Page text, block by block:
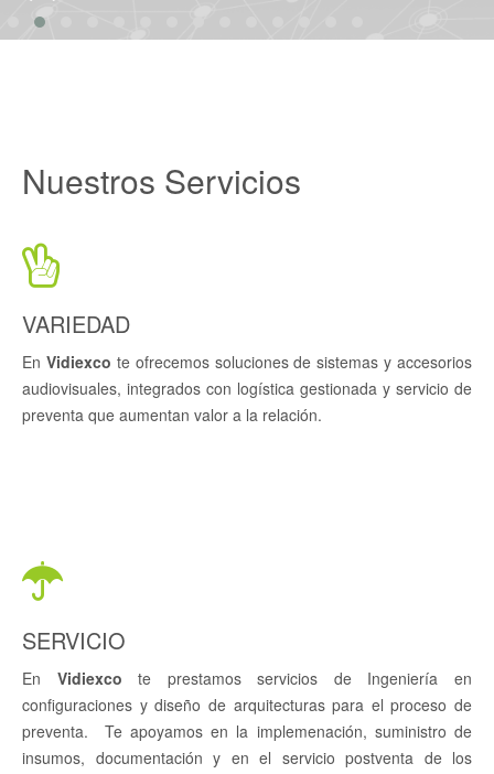
Nuestros Servicios
VARIEDAD
En Vidiexco te ofrecemos soluciones de sistemas y accesorios
audiovisuales, integrados con logística gestionada y servicio de
preventa que aumentan valor a la relación.
SERVICIO
En Vidiexco te prestamos servicios de Ingeniería en
configuraciones y diseño de arquitecturas para el proceso de
preventa. Te apoyamos en la implemenación, suministro de
insumos, documentación y en el servicio postventa de los